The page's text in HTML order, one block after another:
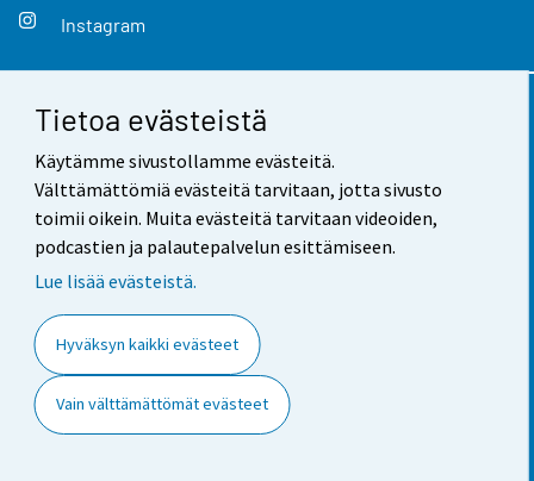
Tietoa evästeistä
Käytämme sivustollamme evästeitä.
Välttämättömiä evästeitä tarvitaan, jotta sivusto
toimii oikein. Muita evästeitä tarvitaan videoiden,
podcastien ja palautepalvelun esittämiseen.
Lue lisää evästeistä.
Hyväksyn kaikki evästeet
Vain välttämättömät evästeet
Instagram
Yhteystiedot
Palaute
Käyttöehdot
Saavutettavuus
Tietoa sivustosta
Evästeasetukset